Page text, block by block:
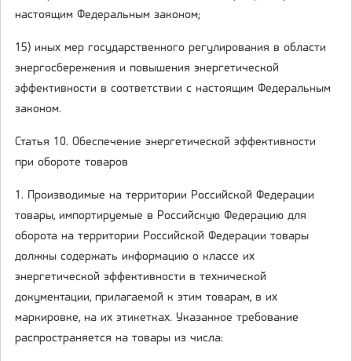
настоящим Федеральным законом;
15) иных мер государственного регулирования в области
энергосбережения и повышения энергетической
эффективности в соответствии с настоящим Федеральным
законом.
Статья 10. Обеспечение энергетической эффективности
при обороте товаров
1. Производимые на территории Российской Федерации
товары, импортируемые в Российскую Федерацию для
оборота на территории Российской Федерации товары
должны содержать информацию о классе их
энергетической эффективности в технической
документации, прилагаемой к этим товарам, в их
маркировке, на их этикетках. Указанное требование
распространяется на товары из числа: